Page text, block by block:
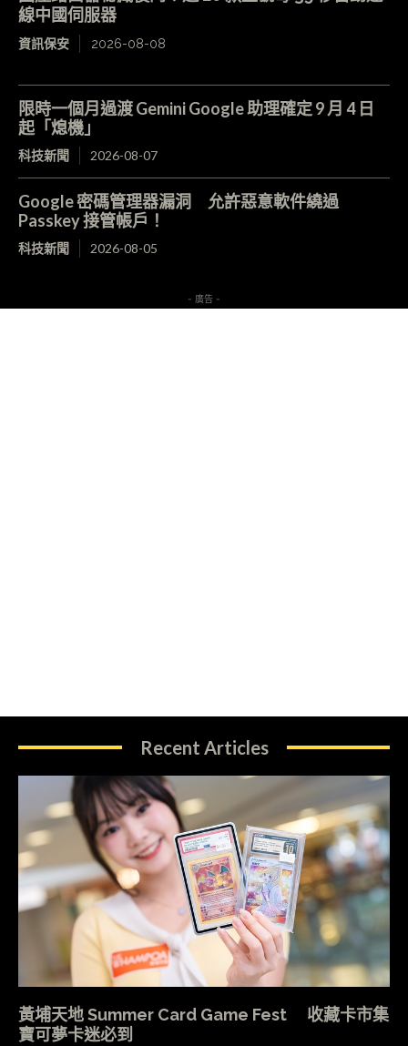
線中國伺服器
資訊保安 2026-08-08
限時一個月過渡 Gemini Google 助理確定 9 月 4 日
起「熄機」
科技新聞 2026-08-07
Google 密碼管理器漏洞 允許惡意軟件繞過
Passkey 接管帳戶！
科技新聞 2026-08-05
- 廣告 -
Recent Articles
黃埔天地 Summer Card Game Fest 收藏卡市集
寶可夢卡迷必到